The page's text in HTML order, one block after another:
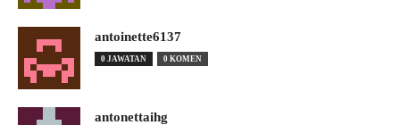
antoinette6137
0 JAWATAN 0 KOMEN
antonettaihg